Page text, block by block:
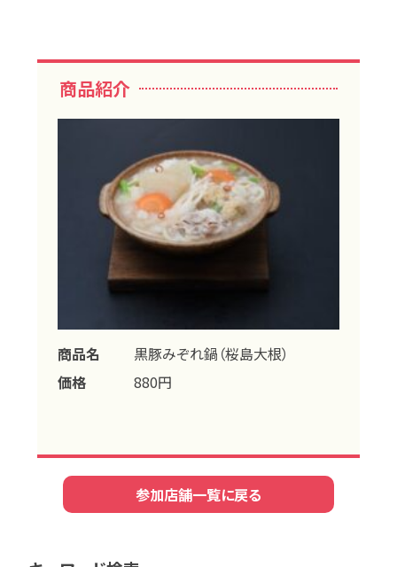
商品紹介
商品名
黒豚みぞれ鍋（桜島大根）
価格
880円
参加店舗一覧に戻る